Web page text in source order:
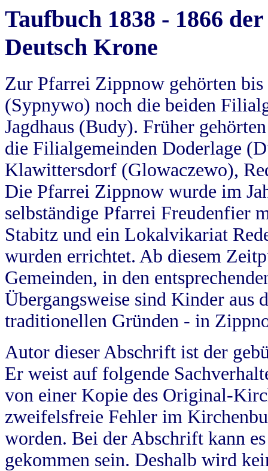
Taufbuch 1838 - 1866
Deutsch Krone
Zur Pfarrei Zippnow gehörten
(Sypnywo) noch die beiden
Jagdhaus (Budy). Früher
die Filialgemeinden Doderlage
Klawittersdorf (Glowaczewo),
Die Pfarrei Zippnow wurde im
selbständige Pfarrei Freudenfier
Stabitz und ein Lokalvikariat
wurden errichtet. Ab diesem
Gemeinden, in den
Übergangsweise sind Kinder aus
traditionellen Gründen - in
Autor dieser Abschrift ist der
Er weist auf folgende
von einer Kopie des Original-
zweifelsfreie Fehler im
worden. Bei der Abschrift kann
gekommen sein. Deshalb wird